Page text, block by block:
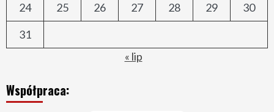
24
25 26 27 28 29
30
31
« lip
Współpraca: